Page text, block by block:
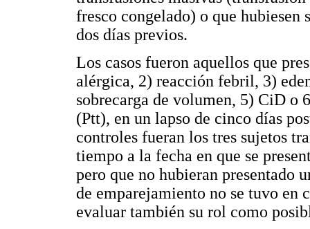
fresco congelado) o que
dos días previos.
Los casos fueron aquellos que
alérgica, 2) reacción febril, 3)
sobrecarga de volumen, 5) CiD o
(Ptt), en un lapso de cinco días
controles fueran los tres sujetos
tiempo a la fecha en que se
pero que no hubieran presentado
de emparejamiento no se tuvo en
evaluar también su rol como